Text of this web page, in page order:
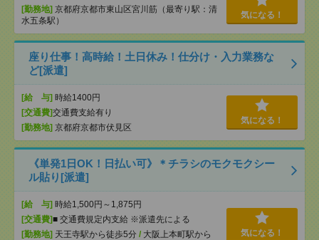
[勤務地] 京都府京都市東山区宮川筋（最寄り駅：清
水五条駅）
気になる！
座り仕事！高時給！土日休み！仕分け・入力業務な
ど[派遣]
[給 与] 時給1400円
[交通費]交通費支給有り
[勤務地] 京都府京都市伏見区
気になる！
《単発1日OK！日払い可》＊チラシのモクモクシー
ル貼り[派遣]
[給 与] 時給1,500円～1,875円
[交通費]■ 交通費規定内支給 ※派遣先による
[勤務地] 天王寺駅から徒歩5分 / 大阪上本町駅から
気になる！